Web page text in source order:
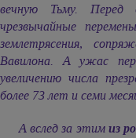
вечную Тьму.
чрезвычайные
землетрясения,
Вавилона. А ужас
увеличению числа
более 73 лет и семи
А вслед за этимиз